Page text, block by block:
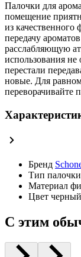
Палочки для
помещение
из качественного
передачу
расслабляющую
использования не
перестали
новые. Для
переворачивайте
Бренд
Тип
Материал
Цвет черный
С этим